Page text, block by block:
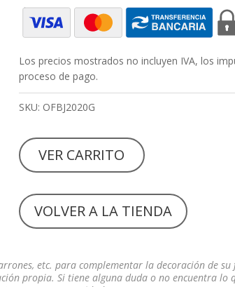
Los precios mostrados no incluyen IVA, los
proceso de pago.
SKU: OFBJ2020G
VER CARRITO
VOLVER A LA TIENDA
etc. para complementar la decoración de
propia. Si tiene alguna duda o no encuentra lo